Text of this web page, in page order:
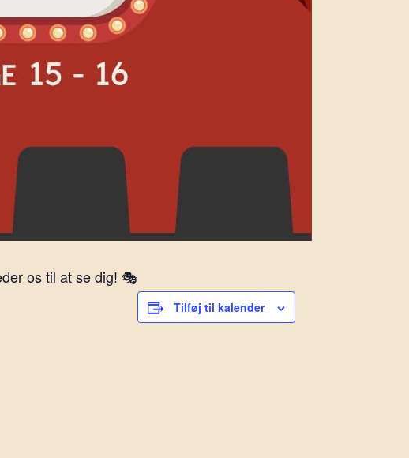
os til at se dig! 🎭
Tilføj til kalender